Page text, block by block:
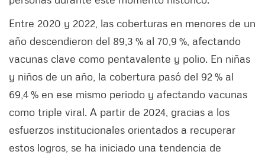
Entre 2020 y 2022, las coberturas en menores de un
año descendieron del 89,3 % al 70,9 %, afectando
vacunas clave como pentavalente y polio. En niñas
y niños de un año, la cobertura pasó del 92 % al
69,4 % en ese mismo periodo y afectando vacunas
como triple viral. A partir de 2024, gracias a los
esfuerzos institucionales orientados a recuperar
estos logros, se ha iniciado una tendencia de